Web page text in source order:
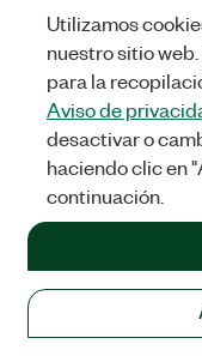
Comentarios
RESERVADOS.
Utilizamos
nuestro sitio
para la
Aviso de
desactivar o
haciendo clic en
continuación.